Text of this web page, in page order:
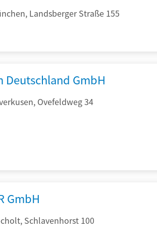
Landsberger Straße 155
Deutschland GmbH
Ovefeldweg 34
GmbH
Schlavenhorst 100